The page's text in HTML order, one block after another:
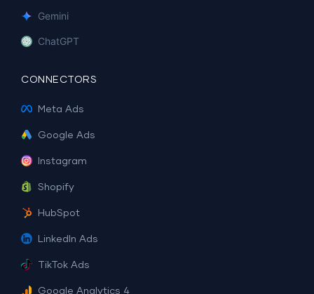
Gemini
ChatGPT
CONNECTORS
Meta Ads
Google Ads
Instagram
Shopify
HubSpot
LinkedIn Ads
TikTok Ads
Google Analytics 4